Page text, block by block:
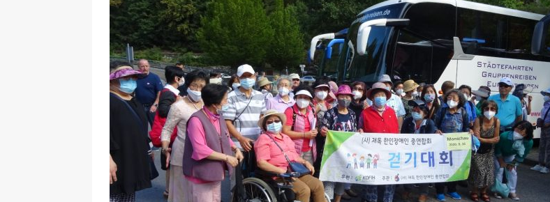
[ 2026-07-27 ]
튀빙겐대, ‘독일어권 한국학대회(VfK)’ 성료
한인소식
[ 2026-07-20 ] 7.23 접수마감] 제108회 한국어능력시험 (TOPIK)
게시판 / 행사 / 알림
[ 2026-07-20 ] “정체성은 연결의 자산”… 독일 한인 차세대 협회(FLCG), 뮌헨 공대(TUM)서 화려한 출범
인소식
[ 2026-07-20 ] 김담예 아동을 소개 합니다.
사랑의 손길
[ 2022-03-20 ] 사진의 주인을 찾습니다. 게시판 / 행사 / 알림